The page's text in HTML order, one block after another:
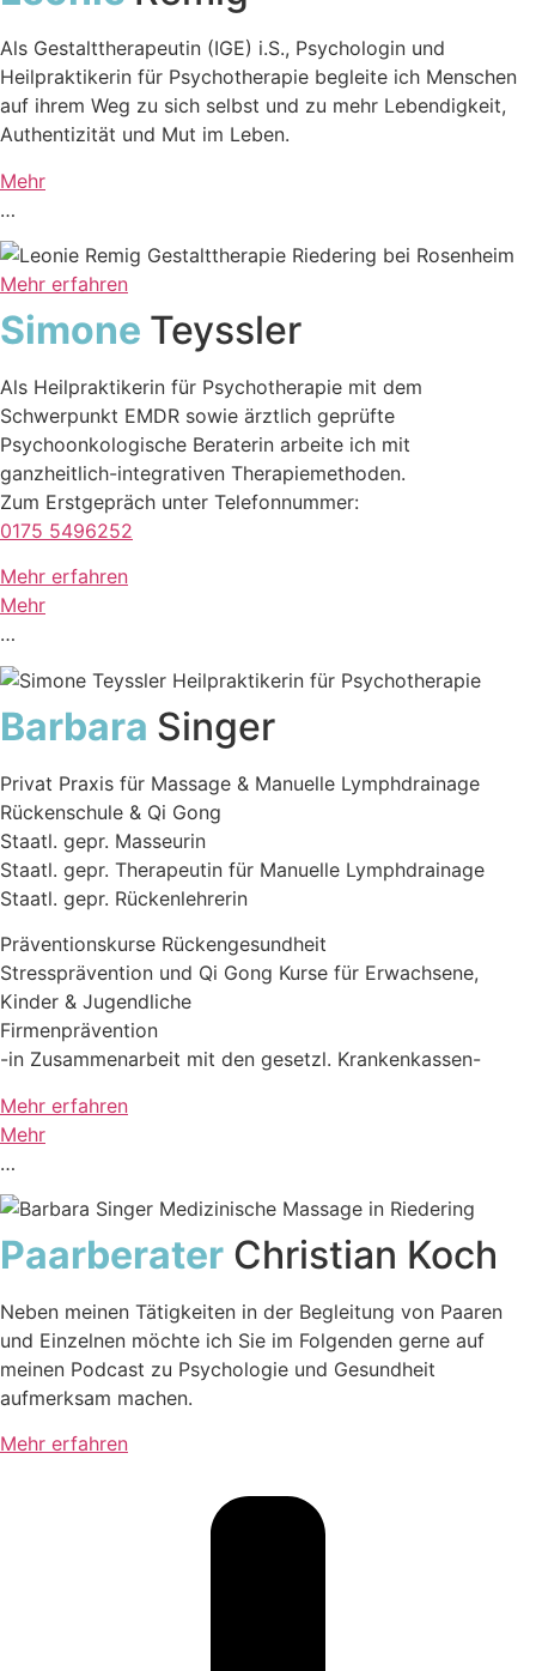
Als Gestalttherapeutin (IGE) i.S., Psychologin und
Heilpraktikerin für Psychotherapie begleite ich Menschen
auf ihrem Weg zu sich selbst und zu mehr Lebendigkeit,
Authentizität und Mut im Leben.
Mehr
…
Mehr erfahren
Simone Teyssler
Als Heilpraktikerin für Psychotherapie mit dem
Schwerpunkt EMDR sowie ärztlich geprüfte
Psychoonkologische Beraterin arbeite ich mit
ganzheitlich-integrativen Therapiemethoden.
Zum Erstgepräch unter Telefonnummer:
0175 5496252
Mehr erfahren
Mehr
…
Barbara Singer
Privat Praxis für Massage & Manuelle Lymphdrainage
Rückenschule & Qi Gong
Staatl. gepr. Masseurin
Staatl. gepr. Therapeutin für Manuelle Lymphdrainage
Staatl. gepr. Rückenlehrerin
Präventionskurse Rückengesundheit
Stressprävention und Qi Gong Kurse für Erwachsene,
Kinder & Jugendliche
Firmenprävention
-in Zusammenarbeit mit den gesetzl. Krankenkassen-
Mehr erfahren
Mehr
…
Paarberater Christian Koch
Neben meinen Tätigkeiten in der Begleitung von Paaren
und Einzelnen möchte ich Sie im Folgenden gerne auf
meinen Podcast zu Psychologie und Gesundheit
aufmerksam machen.
Mehr erfahren